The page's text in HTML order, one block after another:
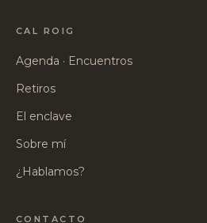
CAL ROIG
Agenda · Encuentros
Retiros
El enclave
Sobre mí
¿Hablamos?
CONTACTO